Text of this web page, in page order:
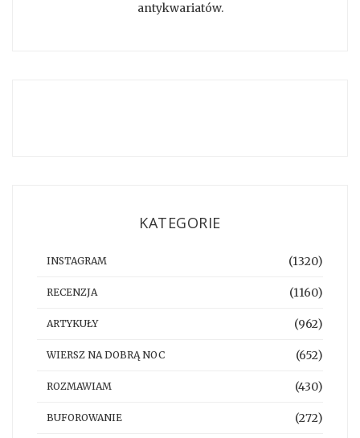
antykwariatów.
KATEGORIE
INSTAGRAM (1320)
RECENZJA (1160)
ARTYKUŁY (962)
WIERSZ NA DOBRĄ NOC (652)
ROZMAWIAM (430)
BUFOROWANIE (272)